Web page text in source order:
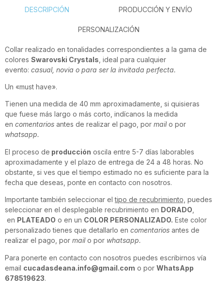
DESCRIPCIÓN PRODUCCIÓN Y ENVÍO
PERSONALIZACIÓN
Collar realizado en tonalidades correspondientes a la gama de
colores Swarovski Crystals , ideal para cualquier
evento: casual, novia o para ser la invitada perfecta.
Un «must have».
Tienen una medida de 40 mm aproximadamente, si quisieras
que fuese más largo o más corto, indícanos la medida
en comentarios antes de realizar el pago, por mailo por
whatsapp.
El proceso de producción oscila entre 5-7 días laborables
aproximadamente y el plazo de entrega de 24 a 48 horas. No
obstante, si ves que el tiempo estimado no es suficiente para la
fecha que deseas, ponte en contacto con nosotros.
Importante también seleccionar eltipo de recubrimiento, puedes
seleccionar en el desplegable recubrimiento en DORADO
en PLATEADO o en un COLOR PERSONALIZADO. Este color
personalizado tienes que detallarlo en comentarios antes de
realizar el pago, por mailo por whatsapp.
Para ponerte en contacto con nosotros puedes escribirnos vía
email cucadasdeana.info@gmail.com o por WhatsApp
678519623.